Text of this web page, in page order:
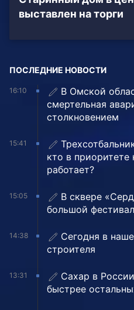
выставлен на торги
ПОСЛЕДНИЕ НОВОСТИ
16:10
В Омской
смертельная
столкновением
15:41
кто в
работает?
15:05
В сквере
большой
14:38
Сегодня в
строителя
13:31
Сахар в
быстрее